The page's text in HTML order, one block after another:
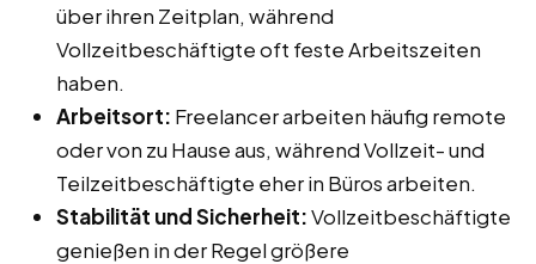
über ihren Zeitplan, während
Vollzeitbeschäftigte oft feste Arbeitszeiten
haben.
Arbeitsort: Freelancer arbeiten häufig remote
oder von zu Hause aus, während Vollzeit- und
Teilzeitbeschäftigte eher in Büros arbeiten.
Stabilität und Sicherheit:Vollzeitbeschäftigte
genießen in der Regel größere